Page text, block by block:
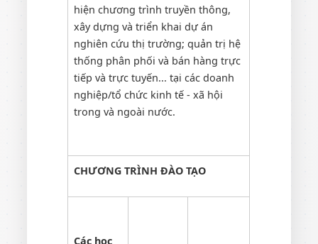
hiện chương trình truyền thông,
xây dựng và triển khai dự án
nghiên cứu thị trường; quản trị hệ
thống phân phối và bán hàng trực
tiếp và trực tuyến... tại các doanh
nghiệp/tổ chức kinh tế - xã hội
trong và ngoài nước.
CHƯƠNG TRÌNH ĐÀO TẠO
Các học